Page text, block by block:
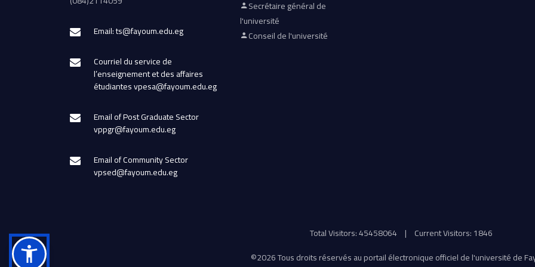
Email: ts@fayoum.edu.eg
Courriel du service de
l’enseignement et des affaires
étudiantes vpesa@fayoum.edu.eg
Email of Post Graduate Sector
vppgr@fayoum.edu.eg
Email of Community Sector
vpsed@fayoum.edu.eg
Secrétaire général de
l'université
Conseil de l'université
Total Visitors: 45458064 | Current Visitors: 1846
©2026 Tous droits réservés au portail électronique officiel de l'université de